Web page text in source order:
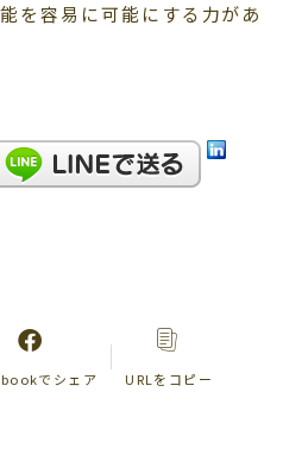
を容易に可能にする力があ
でシェア URLをコピー